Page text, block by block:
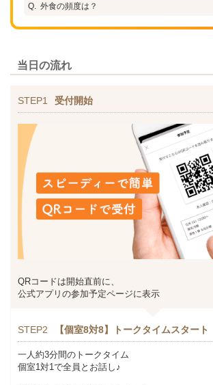
外食の頻度は？
当日の流れ
STEP1 受付開始
QRコードは開始直前に、
公式アプリの参加予定ページに表示
STEP2 【個室8対8】トークタイムスタート
一人約3分間のトークタイム
個室1対1で全員とお話し♪